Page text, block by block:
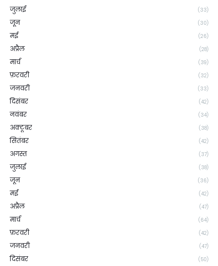
जुलाई (33)
जून (30)
मई (26)
अप्रैल (28)
मार्च (39)
फ़रवरी (32)
जनवरी (33)
दिसंबर (42)
नवंबर (34)
अक्टूबर (38)
सितंबर (42)
अगस्त (37)
जुलाई (38)
जून (36)
मई (42)
अप्रैल (47)
मार्च (64)
फ़रवरी (42)
जनवरी (47)
दिसंबर (50)